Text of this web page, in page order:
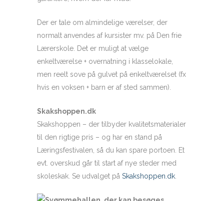
Der er tale om almindelige værelser, der
normalt anvendes af kursister mv. på Den frie
Lærerskole. Det er muligt at vælge
enkeltværelse + overnatning i klasselokale,
men reelt sove på gulvet på enkeltværelset (fx
hvis en voksen + barn er af sted sammen).
Skakshoppen.dk
Skakshoppen – der tilbyder kvalitetsmaterialer
til den rigtige pris – og har en stand på
Læringsfestivalen, så du kan spare portoen. Et
evt. overskud går til start af nye steder med
skoleskak. Se udvalget på Skakshoppen.dk